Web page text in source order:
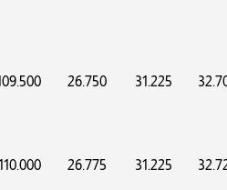
31.225
26.750
31.225
26.775